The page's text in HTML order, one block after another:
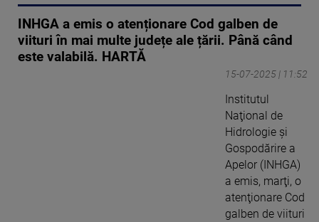
INHGA a emis o atenționare Cod galben de
viituri în mai multe județe ale țării. Până când
este valabilă. HARTĂ
15-07-2025 | 11:52
Institutul
Naţional de
Hidrologie şi
Gospodărire a
Apelor (INHGA)
a emis, marţi, o
atenţionare Cod
galben de viituri